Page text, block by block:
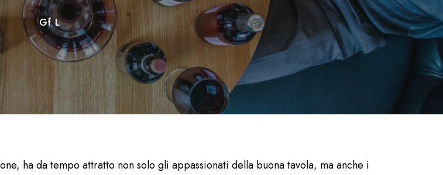
Gf L
ha da tempo attratto non solo gli appassionati della buona tavola, ma anche i